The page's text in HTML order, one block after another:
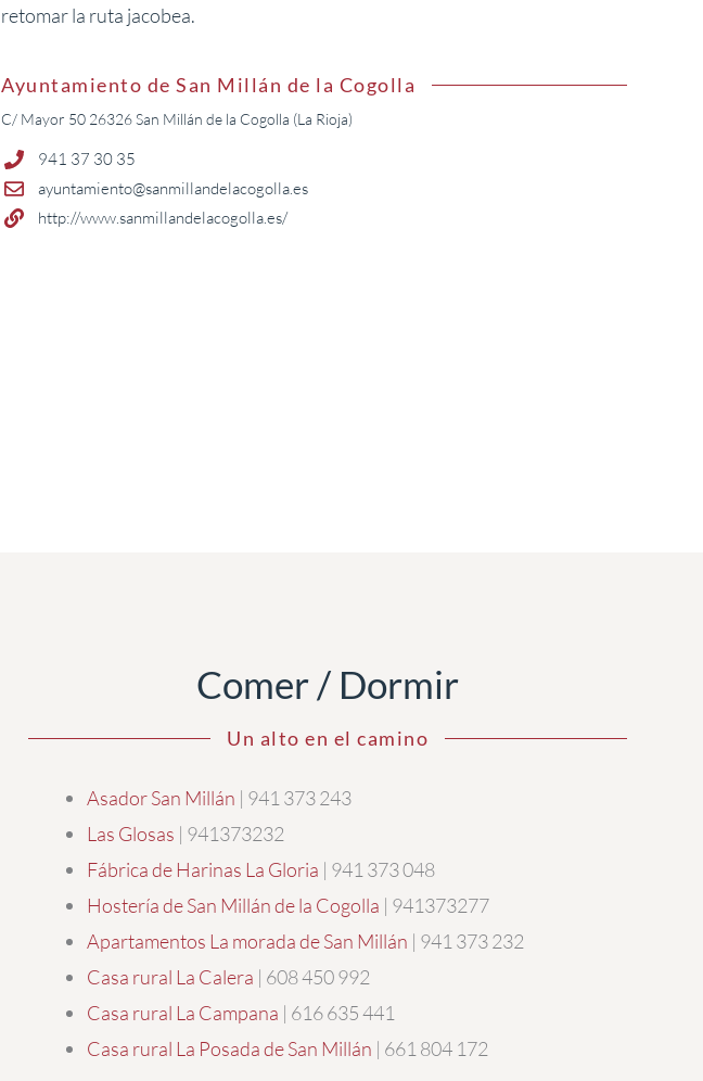
retomar la ruta jacobea.
Ayuntamiento de San Millán de la Cogolla
C/ Mayor 50 26326 San Millán de la Cogolla (La Rioja)
941 37 30 35
ayuntamiento@sanmillandelacogolla.es
http://www.sanmillandelacogolla.es/
Comer / Dormir
Un alto en el camino
Asador San Millán | 941 373 243
Las Glosas | 941373232
Fábrica de Harinas La Gloria | 941 373 048
Hostería de San Millán de la Cogolla | 941373277
Apartamentos La morada de San Millán | 941 373 232
Casa rural La Calera | 608 450 992
Casa rural La Campana | 616 635 441
Casa rural La Posada de San Millán | 661 804 172